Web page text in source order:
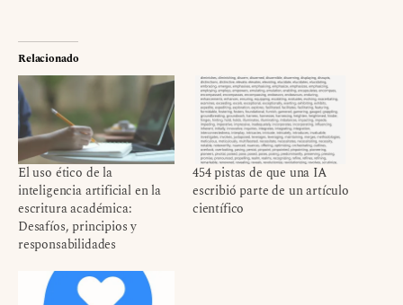
Relacionado
El uso ético de la
inteligencia artificial en la
escritura académica:
Desafíos, principios y
responsabilidades
454 pistas de que una IA
escribió parte de un artículo
científico